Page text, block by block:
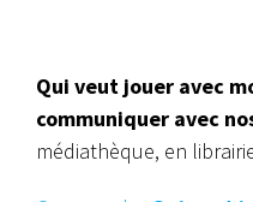
Qui veut jouer avec
communiquer avec
médiathèque, en